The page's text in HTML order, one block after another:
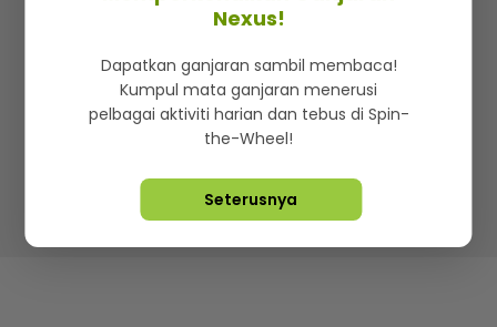
Iklan di SMG360
Terma & Syarat Dasar Privasi
Lebih hot, viral dan sensasi
Hakcipta Terpelihara ©2026. Star Media Group Berhad
Nexus!
Dapatkan ganjaran sambil membaca!
Kumpul mata ganjaran menerusi
pelbagai aktiviti harian dan tebus di Spin-
the-Wheel!
Seterusnya